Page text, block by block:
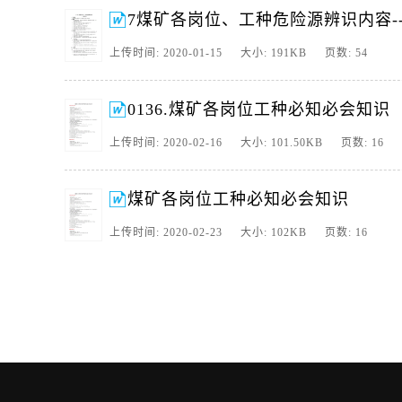
7煤矿各岗位、工种危险源辨识内容
上传时间: 2020-01-15 大小: 191KB 页数: 54
0136.煤矿各岗位工种必知必会知识
上传时间: 2020-02-16 大小: 101.50KB 页数: 16
煤矿各岗位工种必知必会知识
上传时间: 2020-02-23 大小: 102KB 页数: 16